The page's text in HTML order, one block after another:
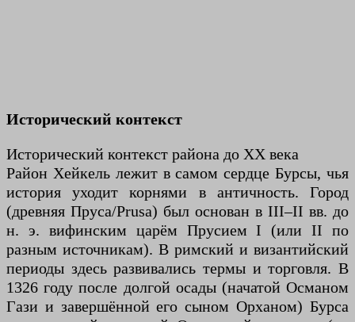
Исторический контекст
Исторический контекст района до XX века
Район Хейкель лежит в самом сердце Бурсы, чья
история уходит корнями в античность. Город
(древняя Пруса/Prusa) был основан в III–II вв. до
н. э. вифинским царём Прусием I (или II по
разным источникам). В римский и византийский
периоды здесь развивались термы и торговля. В
1326 году после долгой осады (начатой Османом
Гази и завершённой его сыном Орханом) Бурса